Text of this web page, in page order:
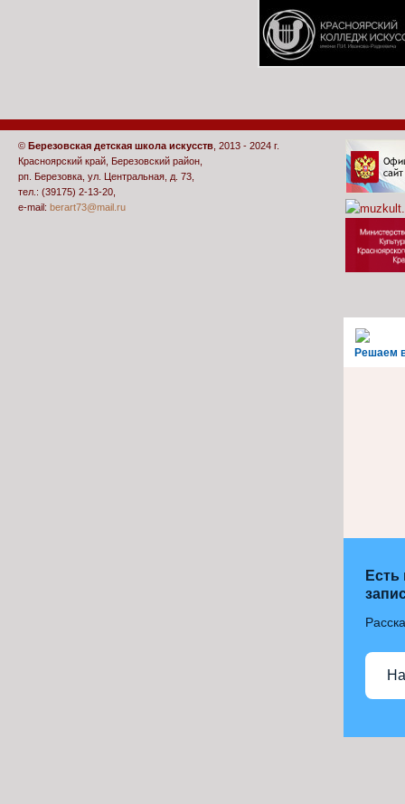
© Березовская детская школа искусств , 2013 - 2024 г.
Красноярский край, Березовский район,
рп. Березовка, ул. Центральная, д. 73,
тел.: (39175) 2-13-20,
e-mail: berart73@mail.ru
Решаем